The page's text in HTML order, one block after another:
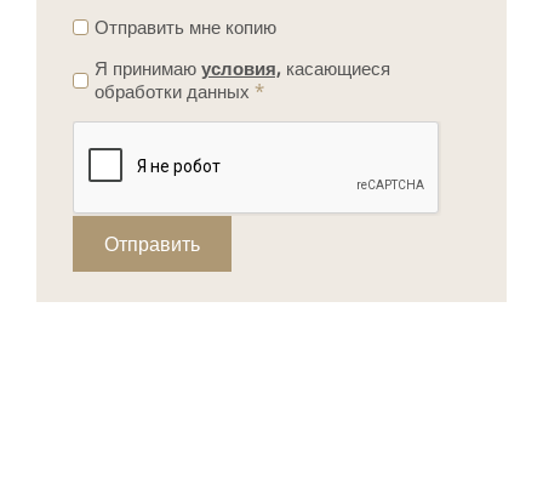
Отправить мне копию
Я принимаю условия, касающиеся
обработки данных *
Отправить